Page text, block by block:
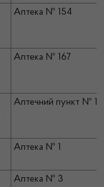
Аптека № 154
Аптека № 167
Аптечний пункт № 10
Аптека № 1
Аптека № 3